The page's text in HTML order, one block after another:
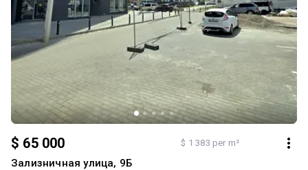
$ 65 000 $ 1 383 per m²
Зализничная улица, 9Б